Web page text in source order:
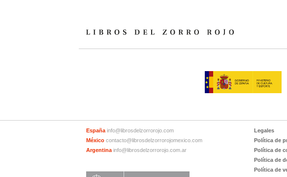
España info@librosdelzorrorojo.com
México contacto@librosdelzorrorojomexico.com
Argentina info@librosdelzorrorojo.com.ar
Legales
Política de
Política de
Política de
Política de